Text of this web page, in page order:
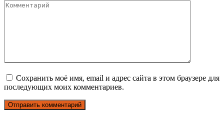
Сохранить моё имя, email и адрес сайта в этом браузере для
последующих моих комментариев.